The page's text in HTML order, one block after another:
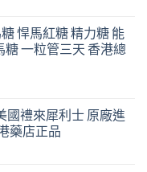
悍馬紅糖 精力糖 能
糖 一粒管三天 香港總
國禮來犀利士 原廠進
藥店正品